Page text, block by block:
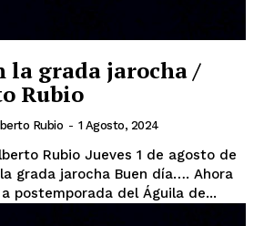
la grada jarocha /
Rubio
Rubio - 1 Agosto, 2024
postemporada del Águila de...